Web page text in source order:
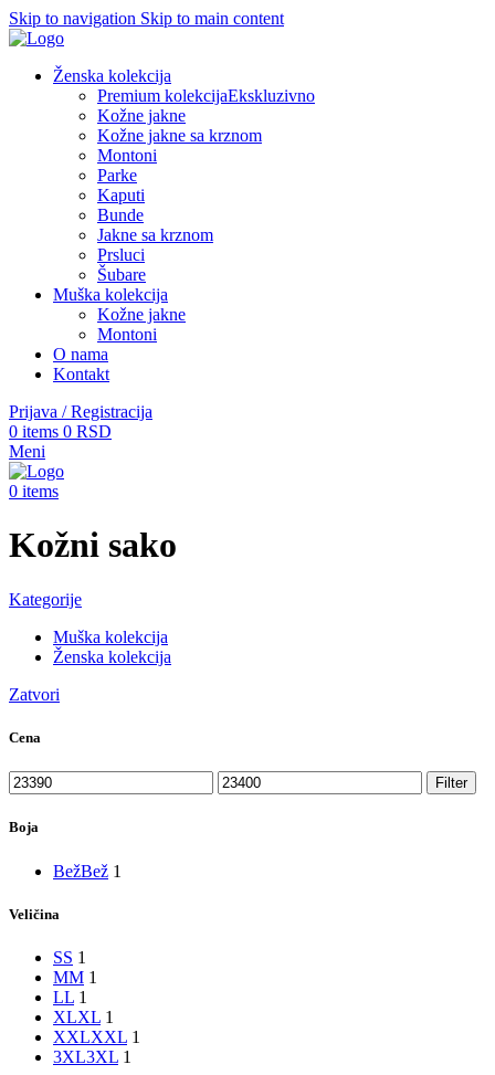
Skip to navigation Skip to main content
Ženska kolekcija
Premium kolekcijaEkskluzivno
Kožne jakne
Kožne jakne sa krznom
Montoni
Parke
Kaputi
Bunde
Jakne sa krznom
Prsluci
Šubare
Muška kolekcija
Kožne jakne
Montoni
O nama
Kontakt
Prijava / Registracija
0 items 0 RSD
Meni
0 items
Kožni sako
Kategorije
Muška kolekcija
Ženska kolekcija
Zatvori
Cena
Minimalna
cena
Maksimalna
cena
Filter
Boja
BežBež 1
Veličina
SS 1
MM 1
LL 1
XLXL 1
XXLXXL 1
3XL3XL 1